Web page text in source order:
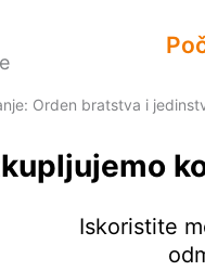
Orden bratstva i
Iskoristite